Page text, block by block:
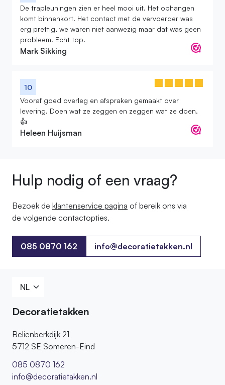
De trapleuningen zien er heel mooi uit. Het ophangen
komt binnenkort. Het contact met de vervoerder was
erg prettig, we waren niet aanwezig maar dat was geen
probleem. Echt top.
Mark Sikking
10
Vooraf goed overleg en afspraken gemaakt over
levering. Doen wat ze zeggen en zeggen wat ze doen.
👍
Heleen Huijsman
Hulp nodig of een vraag?
Bezoek de klantenservice pagina of bereik ons ​​via
de volgende contactopties.
085 0870 162
085 0870 162
info@decoratietakken.nl
Decoratietakken
Beliënberkdijk 21
5712 SE Someren-Eind
085 0870 162
info@decoratietakken.nl